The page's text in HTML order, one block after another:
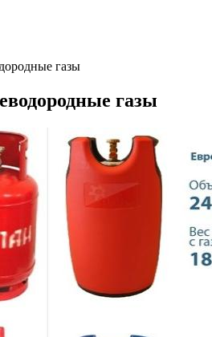
газы
газы